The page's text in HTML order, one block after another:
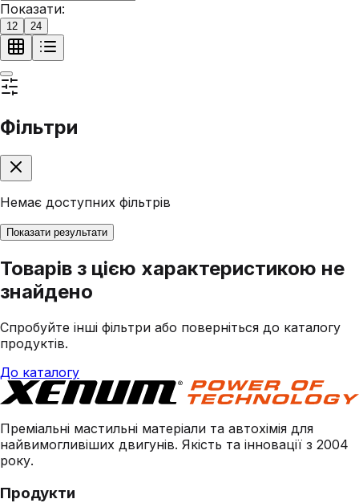
Показати:
12 24
Фільтри
Немає доступних фільтрів
Показати результати
Товарів з цією характеристикою не
знайдено
Спробуйте інші фільтри або поверніться до каталогу
продуктів.
До каталогу
Преміальні мастильні матеріали та автохімія для
найвимогливіших двигунів. Якість та інновації з 2004
року.
Продукти